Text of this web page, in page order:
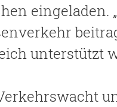
eingeladen.
unterstützt